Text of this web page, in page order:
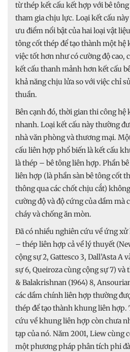
từ thép kết cấu kết hợp với bê
tham gia chịu lực. Loại kết cấu
ưu điểm nổi bật của hai loại vật
tông cốt thép để tạo thành một hệ
việc tốt hơn như có cường độ cao,
kết cấu thanh mảnh hơn kết cấu
khả năng chịu lửa so với việc chỉ
thuần.
Bên cạnh đó, thời gian thi công
nhanh. Loại kết cấu này thường
nhà văn phòng và thương mại.
cấu liên hợp phổ biến là kết cấu
là thép – bê tông liên hợp. Phần
liên hợp (là phần sàn bê tông cốt
thông qua các chốt chịu cắt)
cường độ và độ cứng của dầm mà
cháy và chống ăn mòn.
Đã có nhiều nghiên cứu về ứng xử
– thép liên hợp cả về lý thuyết
cộng sự 2, Gattesco 3, Dall’Asta A
sự 6, Queiroza cùng cộng sự 7)
& Balakrishnan (1964) 8,
các dầm chính liên hợp thường
thép để tạo thành khung liên hợp.
cứu về khung liên hợp còn chưa
tạp của nó. Năm 2001, Liew cùng
một phương pháp phân tích phi